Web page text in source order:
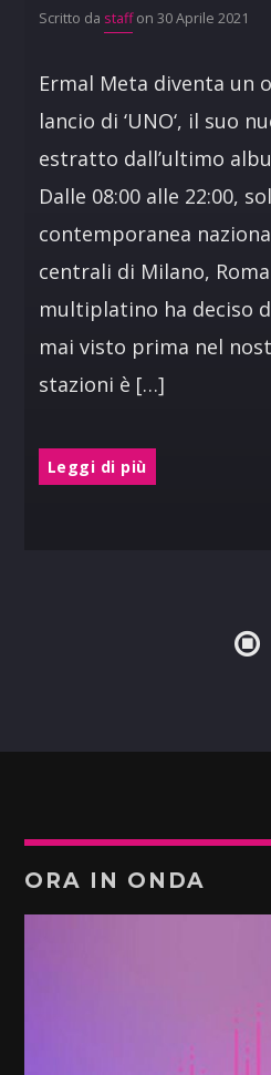
Scritto da staffon 30 Aprile 2021
Ermal Meta diventa un
lancio di ‘UNO‘, il suo
estratto dall’ultimo
Dalle 08:00 alle 22:00,
contemporanea
centrali di Milano,
multiplatino ha deciso
mai visto prima nel
stazioni è […]
Leggi di più
ORA IN ONDA